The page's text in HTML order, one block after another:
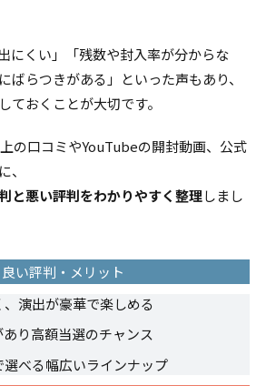
にくい」「残数や封入率が分からな
ばらつきがある」といった声もあり、
ておくことが大切です。
の口コミやYouTubeの開封動画、公式
と悪い評判をわかりやすく整理しまし
良い評判・メリット
演出が豪華で楽しめる
り高額当選のチャンス
べる幅広いラインナップ